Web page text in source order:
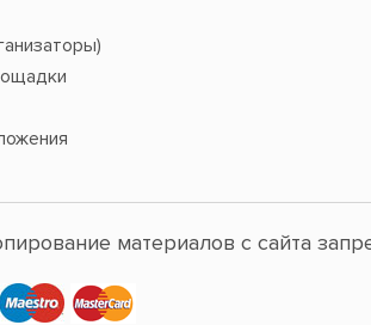
материалов с сайта